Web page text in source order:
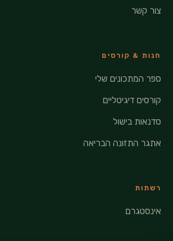
צור קשר
חנות & קורסים
ספר המתכונים שלי
קורסים דיגיטליים
סדנאות בישול
אתגר התזונה הבריאה
רשתות
אינסטגרם